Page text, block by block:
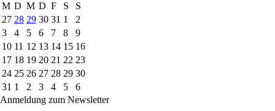
M D M D F S
S
27 28 29 30 31 1
2
3
4 5 6 7 8
9
10 11 12 13 14 15 16
17 18 19 20 21 22 23
24 25 26 27 28 29 30
31 1 2 3 4 5
6
Anmeldung zum Newsletter